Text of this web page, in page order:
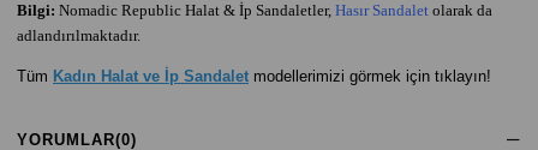
Bilgi: Nomadic Republic Halat & İp Sandaletler, Hasır Sandalet olarak da
adlandırılmaktadır.
Tüm Kadın Halat ve İp Sandalet modellerimizi görmek için tıklayın!
YORUMLAR(0)